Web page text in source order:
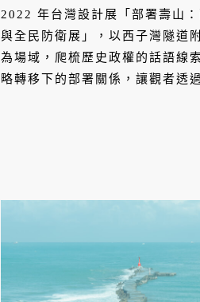
2022 年台灣設計展「部署壽山
與全民防衛展」，以西子灣隧道
為場域，爬梳歷史政權的話語線
略轉移下的部署關係，讓觀者透